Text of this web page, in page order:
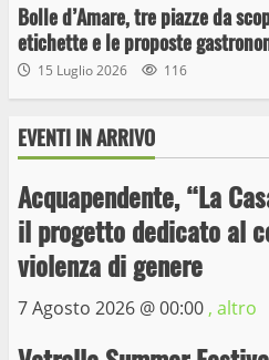
Bolle d’Amare, tre piazze da
etichette e le proposte
15 Luglio 2026 116
EVENTI IN ARRIVO
Acquapendente, “La
il progetto dedicato al
violenza di genere
7 Agosto 2026 @00:00 , altro
3
4
La Polizia di
delle auto in